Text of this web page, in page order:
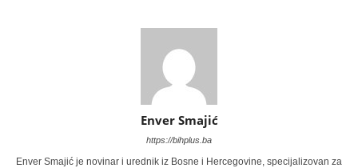
Enver Smajić
https://bihplus.ba
Enver Smajić je novinar i urednik iz Bosne i Hercegovine, specijalizovan za